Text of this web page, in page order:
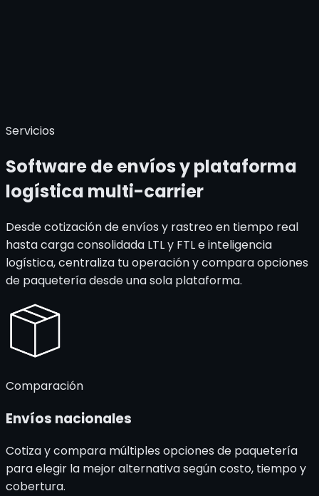
Servicios
Software de envíos y plataforma
logística multi-carrier
Desde cotización de envíos y rastreo en tiempo real
hasta carga consolidada LTL y FTL e inteligencia
logística, centraliza tu operación y compara opciones
de paquetería desde una sola plataforma.
Comparación
Envíos nacionales
Cotiza y compara múltiples opciones de paquetería
para elegir la mejor alternativa según costo, tiempo y
cobertura.